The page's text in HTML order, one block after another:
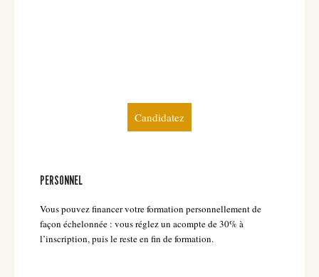
Candidatez
PERSONNEL
Vous pouvez financer votre formation personnellement de
façon échelonnée : vous réglez un acompte de 30% à
l’inscription, puis le reste en fin de formation.